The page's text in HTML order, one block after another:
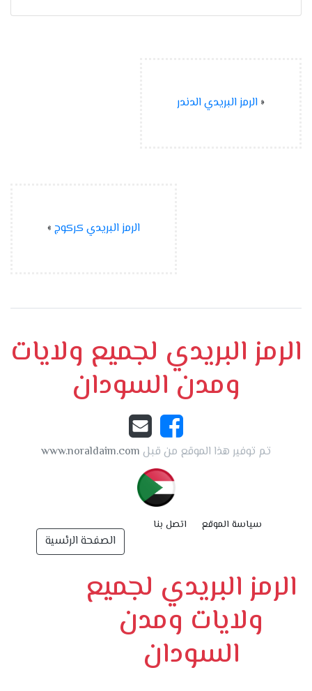
« الرمز البريدي الدندر
الرمز البريدي كركوج »
الرمز البريدي لجميع ولايات
ومدن السودان
تم توفير هذا الموقع من قبل www.noraldaim.com
الصفحة الرئسية
سياسة الموقع اتصل بنا
الرمز البريدي لجميع
ولايات ومدن
السودان